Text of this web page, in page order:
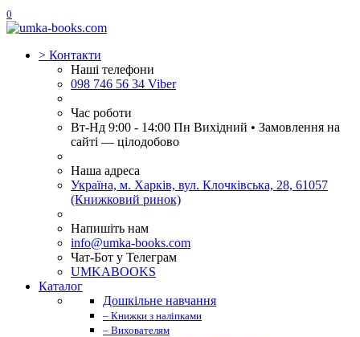
0
> Контакти
Наші телефони
098 746 56 34 Viber
Час роботи
Вт-Нд 9:00 - 14:00 Пн Вихідний • Замовлення на
сайті — цілодобово
Наша адреса
Україна, м. Харків, вул. Клочківська, 28, 61057
(Книжковий ринок)
Напишіть нам
info@umka-books.com
Чат-Бот у Телеграм
UMKABOOKS
Каталог
Дошкільне навчання
– Книжки з наліпками
– Вихователям